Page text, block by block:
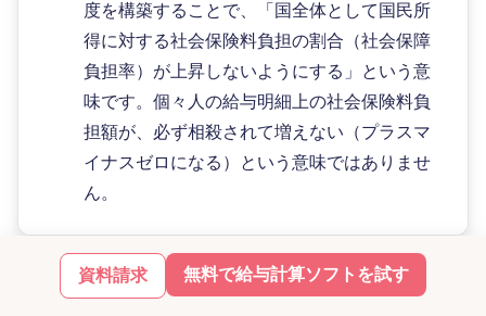
資料請求 無料で給与計算ソフトを試す
度を構築することで、「国全体として国民所
得に対する社会保険料負担の割合（社会保障
負担率）が上昇しないようにする」という意
味です。個々人の給与明細上の社会保険料負
担額が、必ず相殺されて増えない（プラスマ
イナスゼロになる）という意味ではありませ
ん。
【無料で資料ダウンロード】「弥生給与 Next」でバ